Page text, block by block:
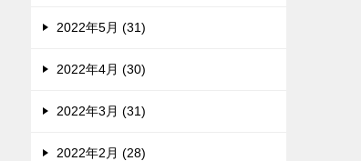
2022年5月 (31)
2022年4月 (30)
2022年3月 (31)
2022年2月 (28)